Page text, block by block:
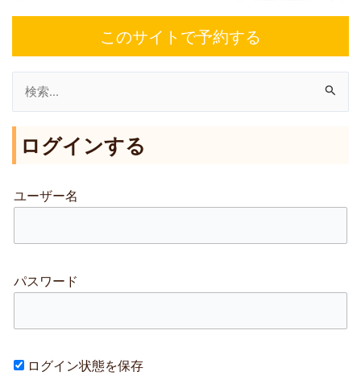
このサイトで予約する
索
象
ログインする
ユーザー名
パスワード
ログイン状態を保存